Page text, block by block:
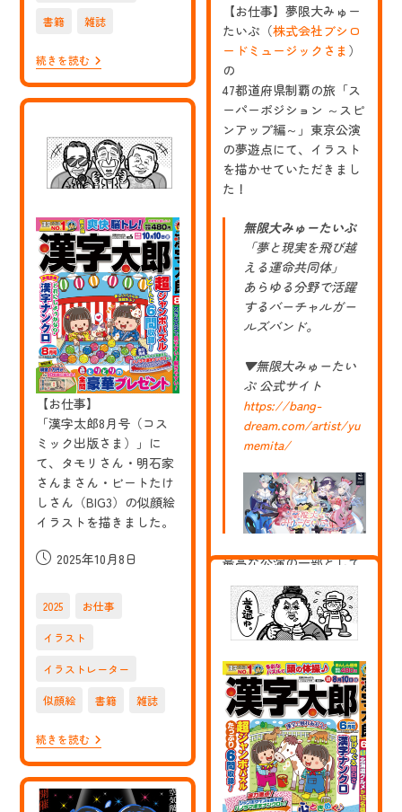
書籍 雑誌
続きを読む【お
仕
事】
NHK
テ
レ
の
番
組
人
の
年
収
How
Much?」
エ
ン
タ
ー
テ
イ
ナ
ー
マ
イ
ケ
ル・
ジ
ャ
ク
ソ
イ
ト
さ
せ
て
い
だ
き
ま
し
た
【お仕事】夢限大みゅー
たいぷ（株式会社ブシロ
ードミュージックさま ）
の
47都道府県制覇の旅「ス
ーパーポジション ～スピ
ンアップ編～」東京公演
の夢遊点にて、イラスト
を描かせていただきまし
た！
無限大みゅーたいぷ
「夢と現実を飛び越
える運命共同体」
あらゆる分野で活躍
するバーチャルガー
ルズバンド。
▼無限大みゅーたい
ぷ 公式サイト
https://bang-
dream.com/artist/yu
memita/
最高な公演の一部として
イラストを使っていただ
き嬉しかったです。あり
がとうございました！
（検索用）※敬称略
ゆめみた/バンドリ/仲町
あられ/宮永ののか/峰月
律/藤都子/千石ユノ
投
稿
公
2025年10月8日
2026 お仕事
【お仕事】
「漢字太郎8月号（コス
ミック出版さま）」に
て、タモリさん・明石家
さんまさん・ビートたけ
しさん（BIG3）の似顔絵
イラストを描きました。
投
開
日:
2025年10月8日
2025 お仕事
イラスト
イラストレーター
似顔絵 書籍 雑誌
続きを読む【お
仕
事】
「漢
字